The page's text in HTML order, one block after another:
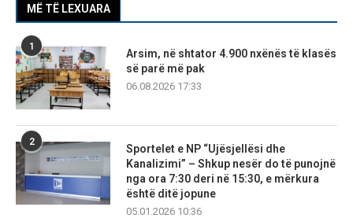
MË TË LEXUARA
1
Arsim, në shtator 4.900 nxënës të klasës
së parë më pak
06.08.2026 17:33
2
Sportelet e NP “Ujësjellësi dhe
Kanalizimi” – Shkup nesër do të punojnë
nga ora 7:30 deri në 15:30, e mërkura
është ditë jopune
05.01.2026 10:36